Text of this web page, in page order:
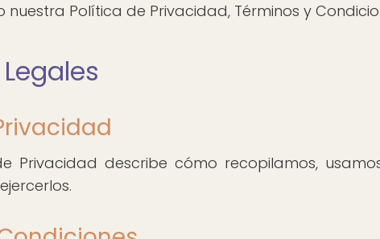
nuestra Política de Privacidad, Términos y
Privacidad describe cómo recopilamos,